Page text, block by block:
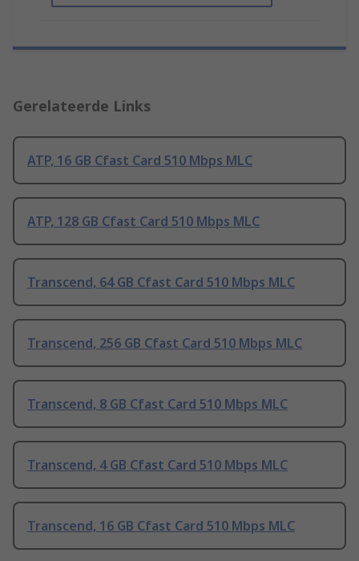
Gerelateerde Links
ATP, 16 GB Cfast Card 510 Mbps MLC
ATP, 128 GB Cfast Card 510 Mbps MLC
Transcend, 64 GB Cfast Card 510 Mbps MLC
Transcend, 256 GB Cfast Card 510 Mbps MLC
Transcend, 8 GB Cfast Card 510 Mbps MLC
Transcend, 4 GB Cfast Card 510 Mbps MLC
Transcend, 16 GB Cfast Card 510 Mbps MLC